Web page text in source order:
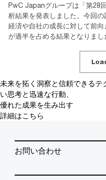
PwC Japanグループは「第28
析結果を発表しました。今回
経済や自社の成長に対して前
が過半を占める結果となりまし
未来を拓く洞察と信頼できるテ
い思考と迅速な行動、
優れた成果を生み出す
詳細はこちら
お問い合わせ